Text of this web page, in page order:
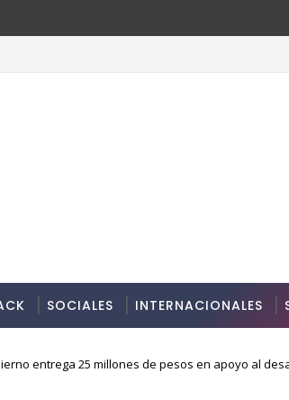
SOCIALES INTERNACIONALES
entrega 25 millones de pesos en apoyo al